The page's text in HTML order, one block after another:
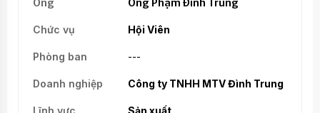
Ông Phạm Đình Trung
Hội Viên
---
Công ty TNHH MTV Đình Trung